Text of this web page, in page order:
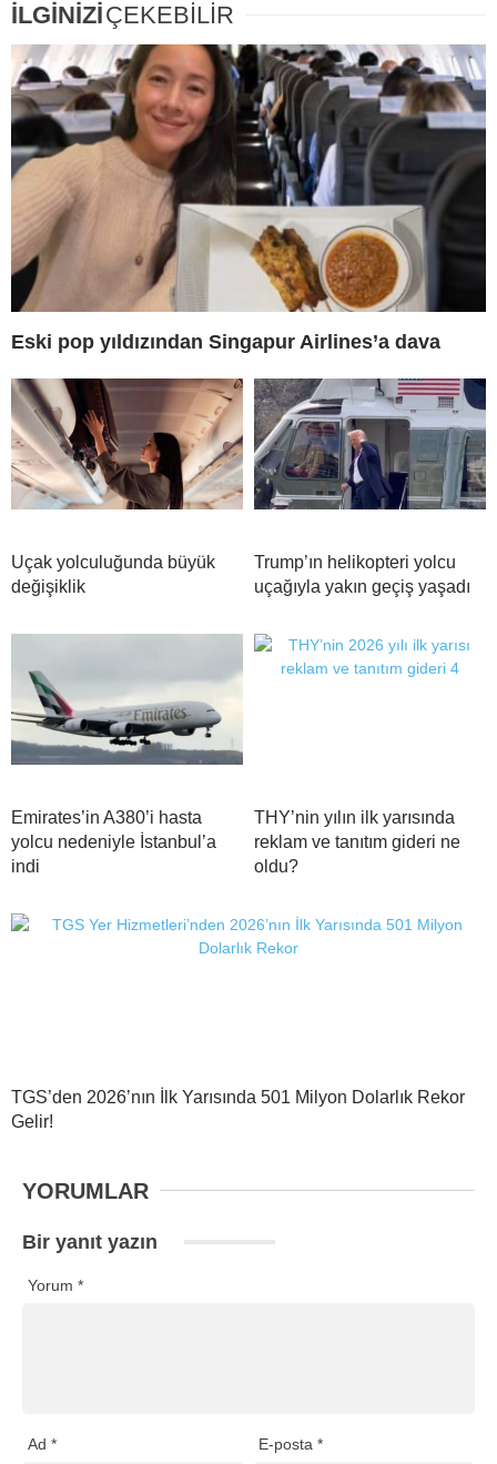
İLGİNİZİÇEKEBİLİR
Eski pop yıldızından Singapur Airlines’a dava
Uçak yolculuğunda büyük
değişiklik
Trump’ın helikopteri yolcu
uçağıyla yakın geçiş yaşadı
Emirates’in A380’i hasta
yolcu nedeniyle İstanbul’a
indi
THY’nin yılın ilk yarısında
reklam ve tanıtım gideri ne
oldu?
TGS’den 2026’nın İlk Yarısında 501 Milyon Dolarlık Rekor
Gelir!
YORUMLAR
Bir yanıt yazın
Yorum *
Ad * E-posta*